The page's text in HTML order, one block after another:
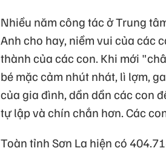
Nhiều năm công tác ở Trung
Anh cho hay, niềm vui của các
thành của các con. Khi mới
bé mặc cảm nhút nhát, lì lợm,
của gia đình, dần dần các con
tự lập và chín chắn hơn. Các
Toàn tỉnh Sơn La hiện có